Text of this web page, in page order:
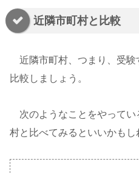
近隣市町村と比較
近隣市町村、つまり、受験
比較しましょう。
次のようなことをやってい
村と比べてみるといいかもし